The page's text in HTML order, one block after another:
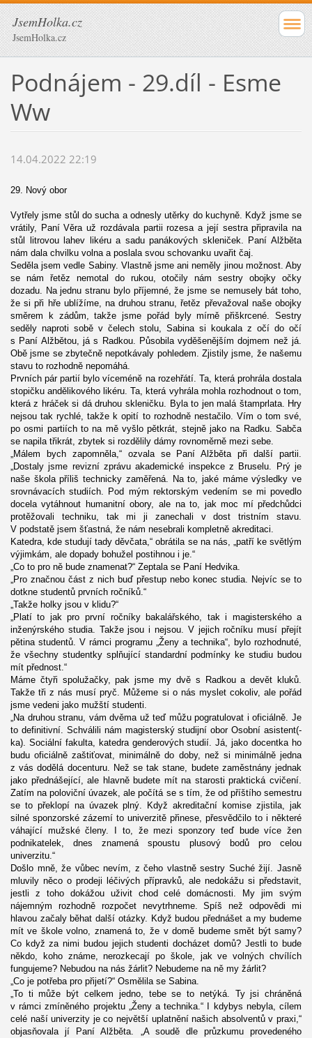
JsemHolka.cz
JsemHolka.cz
Podnájem - 29.díl - Esme
Ww
14.04.2022 22:19
29. Nový obor
Vytřely jsme stůl do sucha a odnesly utěrky do kuchyně. Když jsme se
vrátily, Paní Věra už rozdávala partii rozesa a její sestra připravila na
stůl litrovou lahev likéru a sadu panákových skleniček. Paní Alžběta
nám dala chvilku volna a poslala svou schovanku uvařit čaj.
Seděla jsem vedle Sabiny. Vlastně jsme ani neměly jinou možnost. Aby
se nám řetěz nemotal do rukou, otočily nám sestry obojky očky
dozadu. Na jednu stranu bylo příjemné, že jsme se nemusely bát toho,
že si při hře ublížíme, na druhou stranu, řetěz převažoval naše obojky
směrem k zádům, takže jsme pořád byly mírně přiškrcené. Sestry
seděly naproti sobě v čelech stolu, Sabina si koukala z očí do očí
s Paní Alžbětou, já s Radkou. Působila vyděšenějším dojmem než já.
Obě jsme se zbytečně nepotkávaly pohledem. Zjistily jsme, že našemu
stavu to rozhodně nepomáhá.
Prvních pár partií bylo víceméně na rozehřátí. Ta, která prohrála dostala
stopičku andělikového likéru. Ta, která vyhrála mohla rozhodnout o tom,
která z hráček si dá druhou skleničku. Byla to jen malá štamprlata. Hry
nejsou tak rychlé, takže k opití to rozhodně nestačilo. Vím o tom své,
po osmi partiích to na mě vyšlo pětkrát, stejně jako na Radku. Sabča
se napila třikrát, zbytek si rozdělily dámy rovnoměrně mezi sebe.
„Málem bych zapomněla,“ ozvala se Paní Alžběta při další partii.
„Dostaly jsme revizní zprávu akademické inspekce z Bruselu. Prý je
naše škola příliš technicky zaměřená. Na to, jaké máme výsledky ve
srovnávacích studiích. Pod mým rektorským vedením se mi povedlo
docela vytáhnout humanitní obory, ale na to, jak moc mí předchůdci
protěžovali techniku, tak mi ji zanechali v dost tristním stavu.
V podstatě jsem šťastná, že nám nesebrali kompletně akreditaci.
Katedra, kde studují tady děvčata,“ obrátila se na nás, „patří ke světlým
výjimkám, ale dopady bohužel postihnou i je.“
„Co to pro ně bude znamenat?“ Zeptala se Paní Hedvika.
„Pro značnou část z nich buď přestup nebo konec studia. Nejvíc se to
dotkne studentů prvních ročníků.“
„Takže holky jsou v klidu?“
„Platí to jak pro první ročníky bakalářského, tak i magisterského a
inženýrského studia. Takže jsou i nejsou. V jejich ročníku musí přejít
pětina studentů. V rámci programu „Ženy a technika“, bylo rozhodnuté,
že všechny studentky splňující standardní podmínky ke studiu budou
mít přednost.“
Máme čtyři spolužačky, pak jsme my dvě s Radkou a devět kluků.
Takže tři z nás musí pryč. Můžeme si o nás myslet cokoliv, ale pořád
jsme vedeni jako mužští studenti.
„Na druhou stranu, vám dvěma už teď můžu pogratulovat i oficiálně. Je
to definitivní. Schválili nám magisterský studijní obor Osobní asistent(-
ka). Sociální fakulta, katedra genderových studií. Já, jako docentka ho
budu oficiálně zaštiťovat, minimálně do doby, než si minimálně jedna
z vás dodělá docenturu. Než se tak stane, budete zaměstnány jednak
jako přednášející, ale hlavně budete mít na starosti praktická cvičení.
Zatím na poloviční úvazek, ale počítá se s tím, že od příštího semestru
se to překlopí na úvazek plný. Když akreditační komise zjistila, jak
silné sponzorské zázemí to univerzitě přinese, přesvědčilo to i některé
váhající mužské členy. I to, že mezi sponzory teď bude více žen
podnikatelek, dnes znamená spoustu plusový bodů pro celou
univerzitu.“
Došlo mně, že vůbec nevím, z čeho vlastně sestry Suché žijí. Jasně
mluvily něco o prodeji léčivých přípravků, ale nedokážu si představit,
jestli z toho dokážou uživit chod celé domácnosti. My jim svým
nájemným rozhodně rozpočet nevytrhneme. Spíš než odpovědi mi
hlavou začaly běhat další otázky. Když budou přednášet a my budeme
mít ve škole volno, znamená to, že v domě budeme smět být samy?
Co když za nimi budou jejich studenti docházet domů? Jestli to bude
někdo, koho známe, nerozkecají po škole, jak ve volných chvílích
fungujeme? Nebudou na nás žárlit? Nebudeme na ně my žárlit?
„Co je potřeba pro přijetí?“ Osmělila se Sabina.
„To ti může být celkem jedno, tebe se to netýká. Ty jsi chráněná
v rámci zmíněného projektu „Ženy a technika.“ I kdybys nebyla, cílem
celé naší univerzity je co největší uplatnění našich absolventů v praxi,“
objasňovala jí Paní Alžběta. „A soudě dle průzkumu provedeného